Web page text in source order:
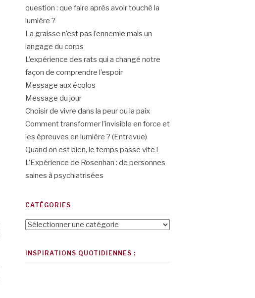
question : que faire après avoir touché la
lumière ?
La graisse n’est pas l’ennemie mais un
langage du corps
L’expérience des rats qui a changé notre
façon de comprendre l’espoir
Message aux écolos
Message du jour
Choisir de vivre dans la peur ou la paix
Comment transformer l’invisible en force et
les épreuves en lumière ? (Entrevue)
Quand on est bien, le temps passe vite !
L’Expérience de Rosenhan : de personnes
saines à psychiatrisées
CATÉGORIES
Catégories
INSPIRATIONS QUOTIDIENNES :